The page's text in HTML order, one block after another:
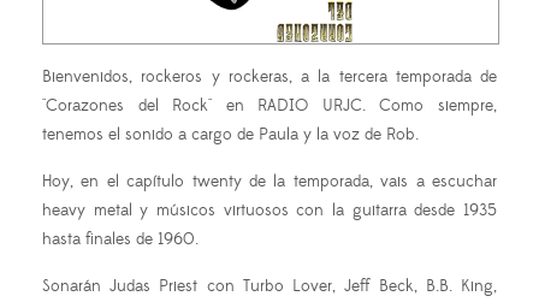
Bienvenidos, rockeros y rockeras, a la tercera temporada de
"Corazones del Rock" en RADIO URJC. Como siempre,
tenemos el sonido a cargo de Paula y la voz de Rob.
Hoy, en el capítulo twenty de la temporada, vais a escuchar
heavy metal y músicos virtuosos con la guitarra desde 1935
hasta finales de 1960.
Sonarán Judas Priest con Turbo Lover, Jeff Beck, B.B. King,